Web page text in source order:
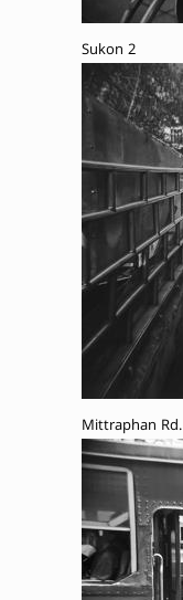
Sukon 2
Mittraphan Rd.